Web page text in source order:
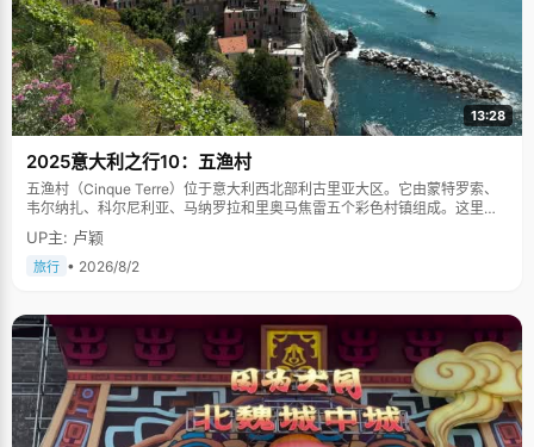
13:28
2025意大利之行10：五渔村
五渔村（Cinque Terre）位于意大利西北部利古里亚大区。它由蒙特罗索、
韦尔纳扎、科尔尼利亚、马纳罗拉和里奥马焦雷五个彩色村镇组成。这里依
山傍海，房屋色彩斑斓，1997年被列为世界文化遗产。
UP主: 卢颖
旅行 • 2026/8/2